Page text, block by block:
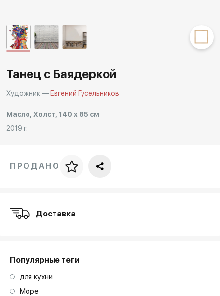
Танец с Баядеркой
Художник — Евгений Гусельников
Масло, Холст, 140 x 85 см
2019 г.
Цена за багет
ПРОДАНО
Доставка
Популярные теги
для кухни
Море